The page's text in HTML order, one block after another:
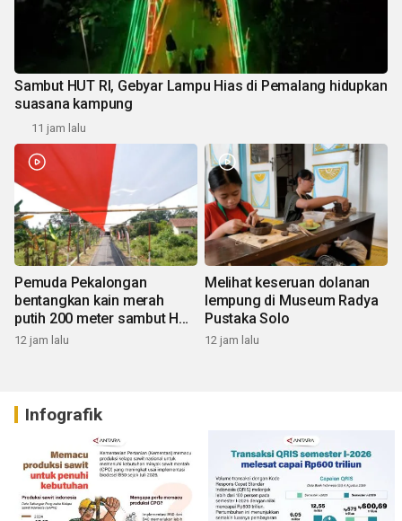
Sambut HUT RI, Gebyar Lampu Hias di Pemalang hidupkan
suasana kampung
11 jam lalu
Pemuda Pekalongan
bentangkan kain merah
putih 200 meter sambut HUT
RI
12 jam lalu
Melihat keseruan dolanan
lempung di Museum Radya
Pustaka Solo
12 jam lalu
Infografik